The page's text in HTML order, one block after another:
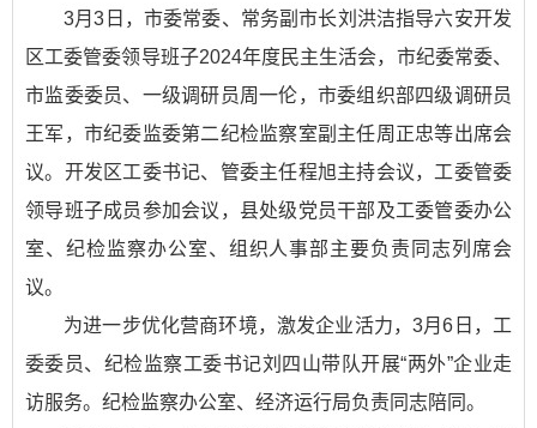
3月3日，市委常委、常务副市长刘洪洁指导六安开发
区工委管委领导班子2024年度民主生活会，市纪委常委、
市监委委员、一级调研员周一伦，市委组织部四级调研员
王军，市纪委监委第二纪检监察室副主任周正忠等出席会
议。开发区工委书记、管委主任程旭主持会议，工委管委
领导班子成员参加会议，县处级党员干部及工委管委办公
室、纪检监察办公室、组织人事部主要负责同志列席会
议。
为进一步优化营商环境，激发企业活力，3月6日，工
委委员、纪检监察工委书记刘四山带队开展“两外”企业走
访服务。纪检监察办公室、经济运行局负责同志陪同。